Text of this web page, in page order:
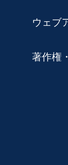
ウェブ
著作権